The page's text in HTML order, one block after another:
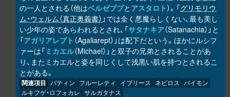
の一人とされる（他はベルゼブブと アスタロト）。「グリモリウ
ム・ウェルム（真正奥義書） 」では全く悪魔らしくない、最も美し
い少年の姿であらわれるとされ、「サタナキア（Satanachia）」と
「アガリアレプト （Agaliarept）」は配下だという。ほかにルシフ
ァーは「ミカエル（Michael）」と双子の兄弟とされることがあ
り、またミカエルと姿を同じくして浅黒い肌を持つとされるこ
とがある。
関連項目 バティン フルーレティ イブリース ネビロス パイモン
ルキフゲ・ロフォカレ サルガタナス